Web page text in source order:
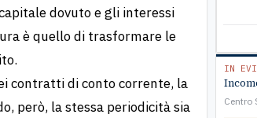
dovuto e gli interessi
è quello di trasformare le
contratti di conto corrente, la
però, la stessa periodicità sia
IN
Centro